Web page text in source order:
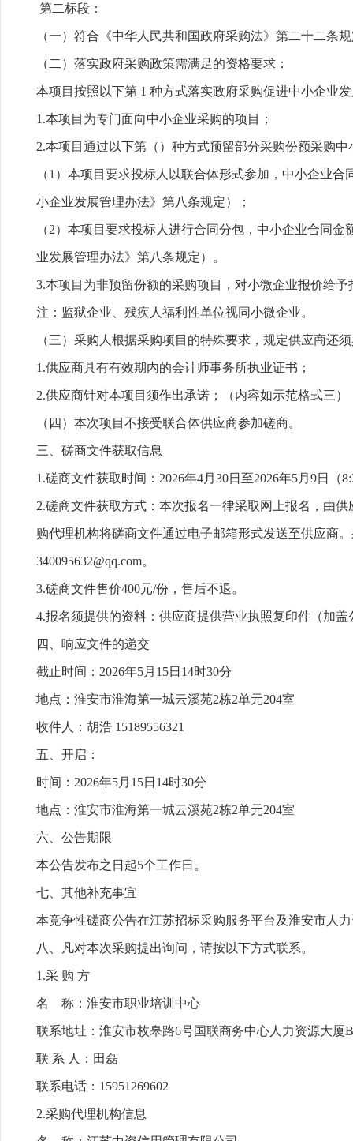
第二标段：
（一）符合《中华人民共和国政府采购法》第二十二条
（二）落实政府采购政策需满足的资格要求：
本项目按照以下第 1 种方式落实政府采购促进中小企业
1.本项目为专门面向中小企业采购的项目；
2.本项目通过以下第（）种方式预留部分采购份额采购中
（1）本项目要求投标人以联合体形式参加，中小企业
小企业发展管理办法》第八条规定）；
（2）本项目要求投标人进行合同分包，中小企业合同
业发展管理办法》第八条规定）。
3.本项目为非预留份额的采购项目，对小微企业报价给
注：监狱企业、残疾人福利性单位视同小微企业。
（三）采购人根据采购项目的特殊要求，规定供应商还
1.供应商具有有效期内的会计师事务所执业证书；
2.供应商针对本项目须作出承诺；（内容如示范格式三）
（四）本次项目不接受联合体供应商参加磋商。
三、磋商文件获取信息
1.磋商文件获取时间：2026年4月30日至2026年5月9日（
2.磋商文件获取方式：本次报名一律采取网上报名，由
购代理机构将磋商文件通过电子邮箱形式发送至供应商
340095632@qq.com。
3.磋商文件售价400元/份，售后不退。
4.报名须提供的资料：供应商提供营业执照复印件（加
四、响应文件的递交
截止时间：2026年5月15日14时30分
地点：淮安市淮海第一城云溪苑2栋2单元204室
收件人：胡浩 15189556321
五、开启：
时间：2026年5月15日14时30分
地点：淮安市淮海第一城云溪苑2栋2单元204室
六、公告期限
本公告发布之日起5个工作日。
七、其他补充事宜
本竞争性磋商公告在江苏招标采购服务平台及淮安市人
八、凡对本次采购提出询问，请按以下方式联系。
1.采 购 方
名 称：淮安市职业培训中心
联系地址：淮安市枚皋路6号国联商务中心人力资源大厦
联 系 人：田磊
联系电话：15951269602
2.采购代理机构信息